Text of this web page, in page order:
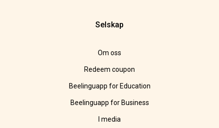
Selskap
Om oss
Redeem coupon
Beelinguapp for Education
Beelinguapp for Business
I media